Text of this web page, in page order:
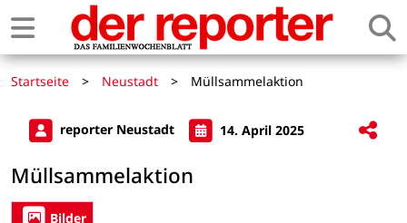
Startseite > Neustadt > Müllsammelaktion
reporter Neustadt 14. April 2025
Müllsammelaktion
Bilder